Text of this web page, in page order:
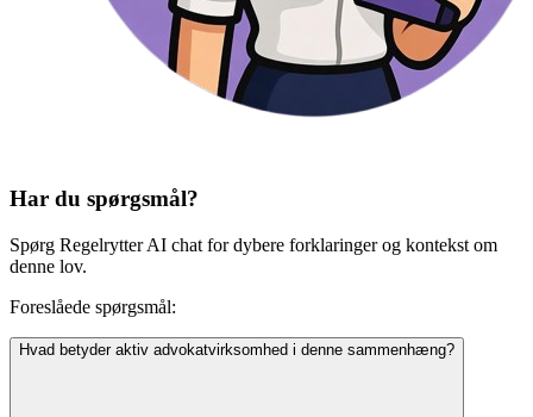
Har du spørgsmål?
Spørg Regelrytter AI chat for dybere forklaringer og kontekst om
denne lov.
Foreslåede spørgsmål:
Hvad betyder aktiv advokatvirksomhed i denne sammenhæng?